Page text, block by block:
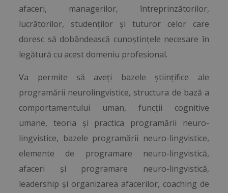
afaceri, managerilor, întreprinzătorilor,
lucrătorilor, studenților și tuturor celor care
doresc să dobândească cunoștințele necesare în
legătură cu acest domeniu profesional.
Va permite să aveți bazele științifice ale
programării neurolingvistice, structura de bază a
comportamentului uman, funcții cognitive
umane, teoria și practica programării neuro-
lingvistice, bazele programării neuro-lingvistice,
elemente de programare neuro-lingvistică,
afaceri și programare neuro-lingvistică,
leadership și organizarea afacerilor, coaching de